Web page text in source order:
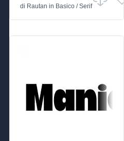
di Rautan in Basico /Serif